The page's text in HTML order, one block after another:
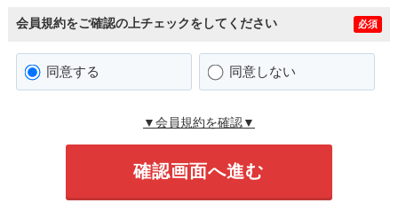
会員規約をご確認の上チェックをしてください 必須
同意する 同意しない
▼会員規約を確認▼